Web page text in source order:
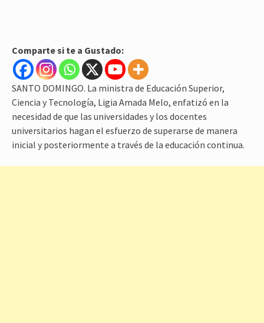
Comparte si te a Gustado:
SANTO DOMINGO. La ministra de Educación Superior,
Ciencia y Tecnología, Ligia Amada Melo, enfatizó en la
necesidad de que las universidades y los docentes
universitarios hagan el esfuerzo de superarse de manera
inicial y posteriormente a través de la educación continua.